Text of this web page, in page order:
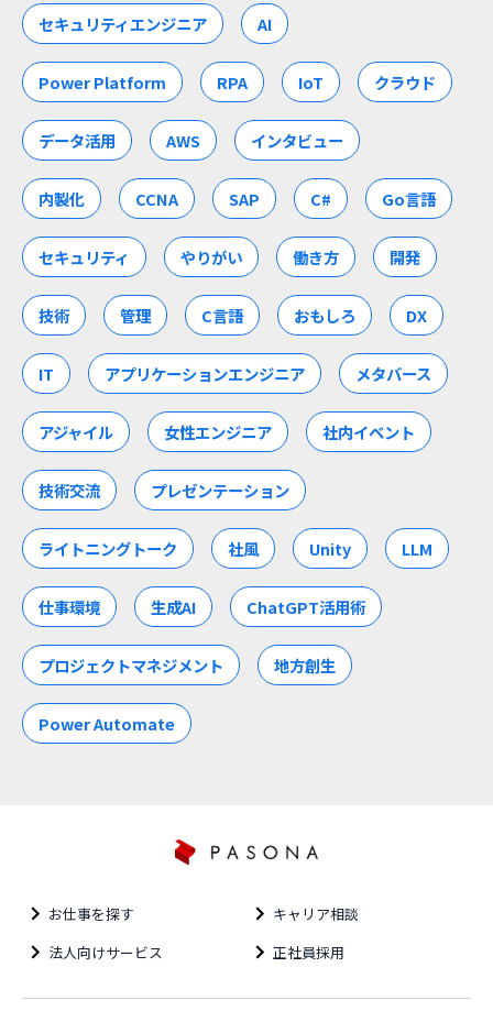
セキュリティエンジニア AI
Power Platform RPA IoT クラウド
データ活用 AWS インタビュー
内製化 CCNA SAP C# Go言語
セキュリティ やりがい 働き方 開発
技術 管理 C言語 おもしろ DX
IT アプリケーションエンジニア メタバース
アジャイル 女性エンジニア 社内イベント
技術交流 プレゼンテーション
ライトニングトーク 社風 Unity LLM
仕事環境 生成AI ChatGPT活用術
プロジェクトマネジメント 地方創生
Power Automate
お仕事を探す
キャリア相談
法人向けサービス
正社員採用